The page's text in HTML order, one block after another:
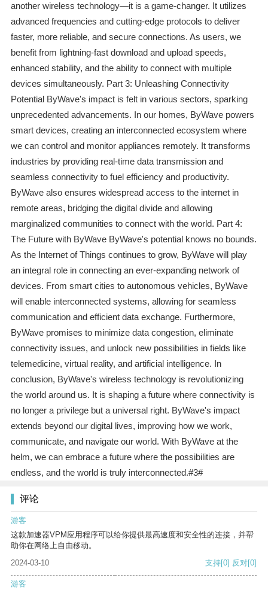
another wireless technology—it is a game-changer. It utilizes
advanced frequencies and cutting-edge protocols to deliver
faster, more reliable, and secure connections. As users, we
benefit from lightning-fast download and upload speeds,
enhanced stability, and the ability to connect with multiple
devices simultaneously. Part 3: Unleashing Connectivity
Potential ByWave's impact is felt in various sectors, sparking
unprecedented advancements. In our homes, ByWave powers
smart devices, creating an interconnected ecosystem where
we can control and monitor appliances remotely. It transforms
industries by providing real-time data transmission and
seamless connectivity to fuel efficiency and productivity.
ByWave also ensures widespread access to the internet in
remote areas, bridging the digital divide and allowing
marginalized communities to connect with the world. Part 4:
The Future with ByWave ByWave's potential knows no bounds.
As the Internet of Things continues to grow, ByWave will play
an integral role in connecting an ever-expanding network of
devices. From smart cities to autonomous vehicles, ByWave
will enable interconnected systems, allowing for seamless
communication and efficient data exchange. Furthermore,
ByWave promises to minimize data congestion, eliminate
connectivity issues, and unlock new possibilities in fields like
telemedicine, virtual reality, and artificial intelligence. In
conclusion, ByWave's wireless technology is revolutionizing
the world around us. It is shaping a future where connectivity is
no longer a privilege but a universal right. ByWave's impact
extends beyond our digital lives, improving how we work,
communicate, and navigate our world. With ByWave at the
helm, we can embrace a future where the possibilities are
endless, and the world is truly interconnected.#3#
评论
游客
这款加速器VPM应用程序可以给你提供最高速度和安全性的连接，并帮
助你在网络上自由移动。
2024-03-10
支持[0] 反对[0]
游客